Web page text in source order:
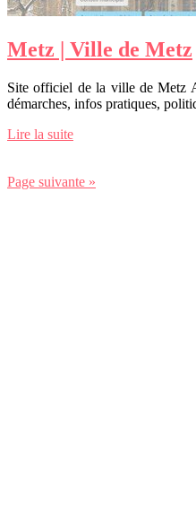
Metz | Ville de Metz
Site officiel de la ville de Metz
démarches, infos pratiques,
Lire la suite
Page suivante »